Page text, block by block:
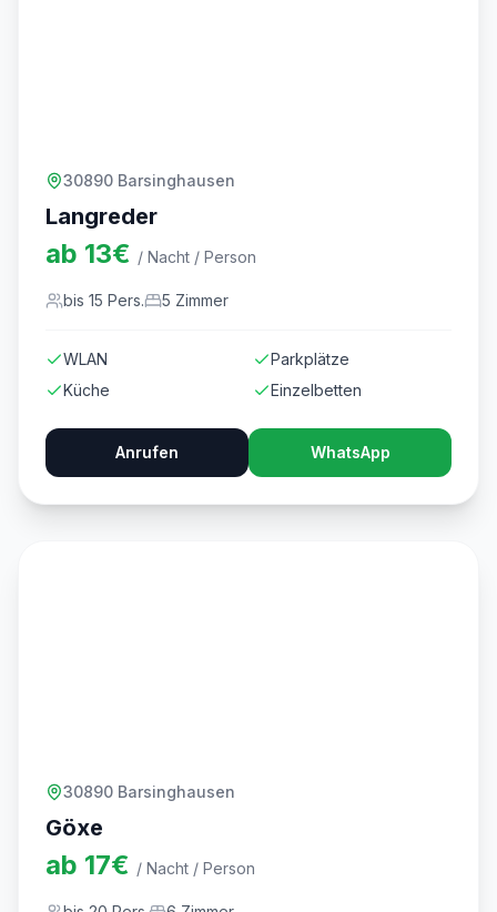
30890 Barsinghausen
Langreder
ab 13€ / Nacht / Person
bis 15 Pers. 5 Zimmer
WLAN
Parkplätze
Küche
Einzelbetten
Anrufen WhatsApp
30890 Barsinghausen
Göxe
ab 17€ / Nacht / Person